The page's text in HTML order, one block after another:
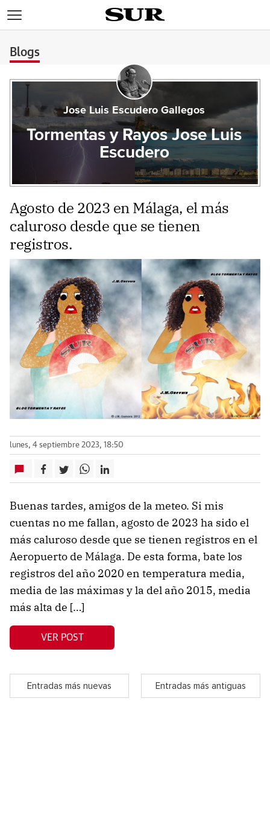
Blogs
Jose Luis Escudero Gallegos
Tormentas y Rayos Jose Luis
Escudero
Agosto de 2023 en Málaga, el más
caluroso desde que se tienen
registros.
lunes, 4 septiembre 2023, 18:50
Buenas tardes, amigos de la meteo. Si mis
cuentas no me fallan, agosto de 2023 ha sido el
más caluroso desde que se tienen registros en el
Aeropuerto de Málaga. De esta forma, bate los
registros del año 2020 en temperatura media,
media de las máximas y la del año 2015, media
más alta de […]
VER POST
Entradas más nuevas Entradas más antiguas